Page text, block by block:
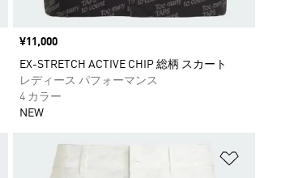
価格
¥11,000
EX-STRETCH ACTIVE CHIP 総柄 スカート
レディース パフォーマンス
4 カラー
NEW
ほしいものリストに追加